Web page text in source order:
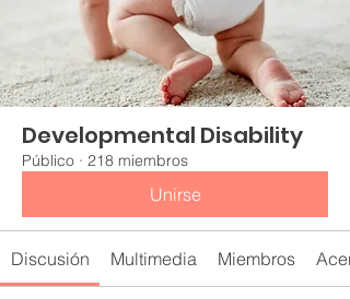
Developmental Disability
Público · 218 miembros
Unirse
Discusión Multimedia Miembros